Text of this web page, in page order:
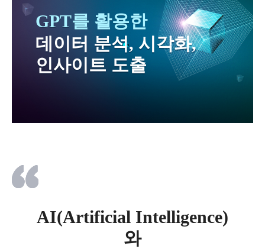
GPT를 활용한
데이터 분석, 시각화,
인사이트 도출
AI(Artificial Intelligence)
와